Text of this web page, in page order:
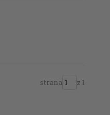
strana z 1